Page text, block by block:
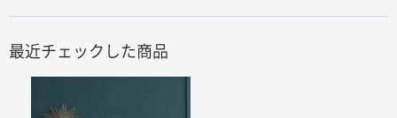
最近チェックした商品